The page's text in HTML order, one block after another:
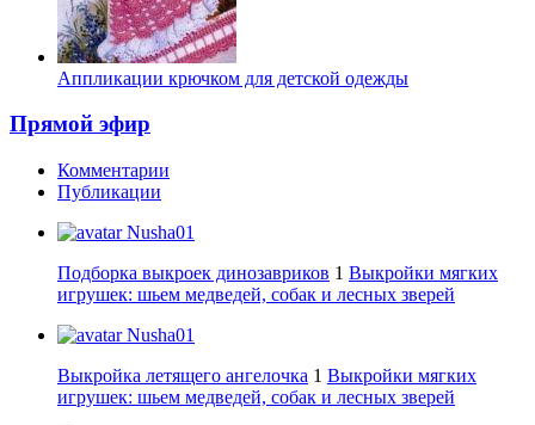
Аппликации крючком для детской одежды
Прямой эфир
Комментарии
Публикации
Nusha01
Подборка выкроек динозавриков 1 Выкройки мягких
игрушек: шьем медведей, собак и лесных зверей
Nusha01
Выкройка летящего ангелочка 1 Выкройки мягких
игрушек: шьем медведей, собак и лесных зверей